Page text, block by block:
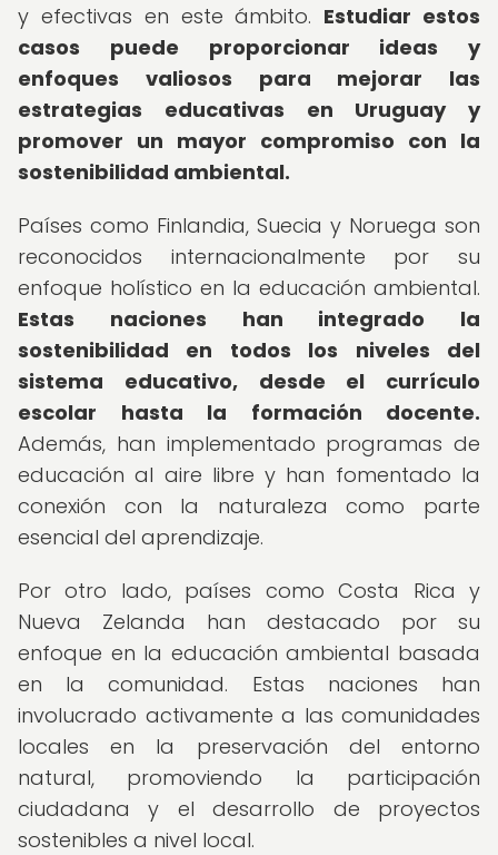
y efectivas en este ámbito. Estudiar estos
casos puede proporcionar ideas y
enfoques valiosos para mejorar las
estrategias educativas en Uruguay y
promover un mayor compromiso con la
sostenibilidad ambiental.
Países como Finlandia, Suecia y Noruega son
reconocidos internacionalmente por su
enfoque holístico en la educación ambiental.
Estas naciones han integrado la
sostenibilidad en todos los niveles del
sistema educativo, desde el currículo
escolar hasta la formación docente.
Además, han implementado programas de
educación al aire libre y han fomentado la
conexión con la naturaleza como parte
esencial del aprendizaje.
Por otro lado, países como Costa Rica y
Nueva Zelanda han destacado por su
enfoque en la educación ambiental basada
en la comunidad. Estas naciones han
involucrado activamente a las comunidades
locales en la preservación del entorno
natural, promoviendo la participación
ciudadana y el desarrollo de proyectos
sostenibles a nivel local.